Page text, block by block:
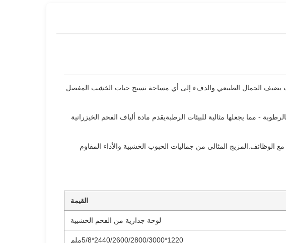
يضيف الجمال الطبيعي والدفء إلى أي مساحة.نسيج حبات الخشب المفصل
- مما يجعلها مثالية للبيئات الرطبةيقدم مادة ألياف الفحم الخيزرانية
الوظائف.المزيج المثالي من جماليات الحبوب الخشبية والأداء المقاوم
القيمة
لوحة جدارية من الفحم الخشبية
1220*2440/2600/2800/3000*5/8ملم